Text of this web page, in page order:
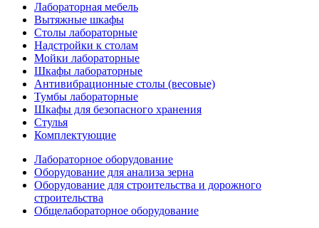
Лабораторная мебель
Вытяжные шкафы
Столы лабораторные
Надстройки к столам
Мойки лабораторные
Шкафы лабораторные
Антивибрационные столы (весовые)
Тумбы лабораторные
Шкафы для безопасного хранения
Стулья
Комплектующие
Лабораторное оборудование
Оборудование для анализа зерна
Оборудование для строительства и дорожного
строительства
Общелабораторное оборудование